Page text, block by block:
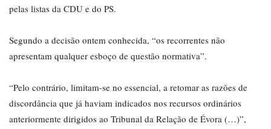
pelas listas da CDU e do PS.
Segundo a decisão ontem conhecida, “os recorrentes não
apresentam qualquer esboço de questão normativa”.
“Pelo contrário, limitam-se no essencial, a retomar as razões de
discordância que já haviam indicados nos recursos ordinários
anteriormente dirigidos ao Tribunal da Relação de Évora (…)”,